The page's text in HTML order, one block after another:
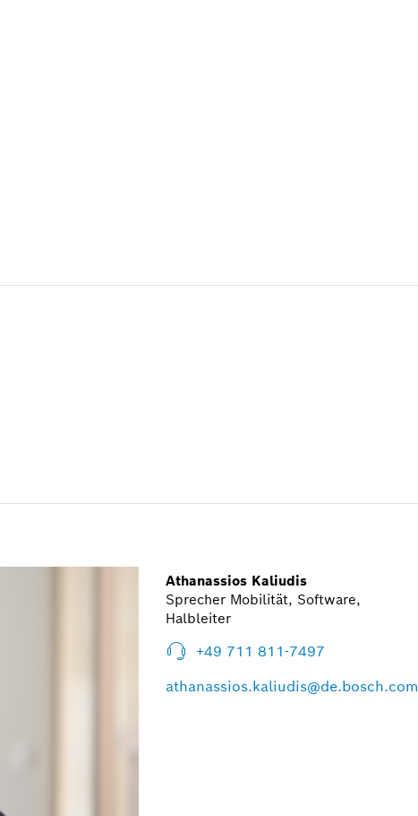
Athanassios Kaliudis
Sprecher Mobilität, Software,
Halbleiter
+49 711 811-7497
athanassios.kaliudis@de.bosch.com